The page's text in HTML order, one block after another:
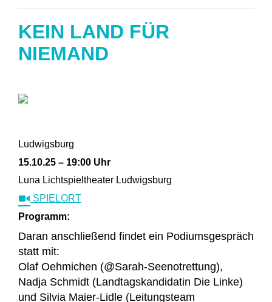
KEIN LAND FÜR
NIEMAND
Ludwigsburg
15.10.25 – 19:00 Uhr
Luna Lichtspieltheater Ludwigsburg
SPIELORT
Programm:
Daran anschließend findet ein Podiumsgespräch
statt mit:
Olaf Oehmichen (@Sarah-Seenotrettung),
Nadja Schmidt (Landtagskandidatin Die Linke)
und Silvia Maier-Lidle (Leitungsteam